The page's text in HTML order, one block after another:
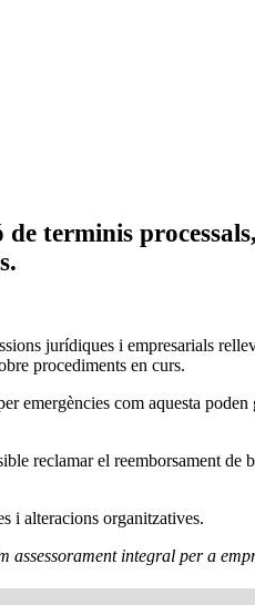
terminis
jurídiques i empresarials
procediments en curs.
emergències com aquesta
reclamar el reemborsament
i alteracions organitzatives.
integral per a